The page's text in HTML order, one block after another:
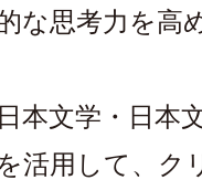
な思考力を
本文学・日本
活用して、ク